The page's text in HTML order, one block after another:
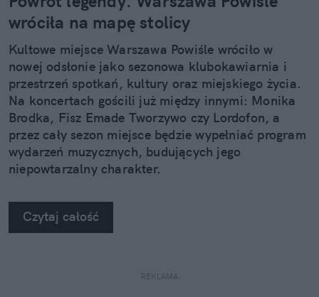
wróciła na mapę stolicy
Kultowe miejsce Warszawa Powiśle wróciło w
nowej odsłonie jako sezonowa klubokawiarnia i
przestrzeń spotkań, kultury oraz miejskiego życia.
Na koncertach gościli już między innymi: Monika
Brodka, Fisz Emade Tworzywo czy Lordofon, a
przez cały sezon miejsce będzie wypełniać program
wydarzeń muzycznych, budujących jego
niepowtarzalny charakter.
Czytaj całość
REKLAMA